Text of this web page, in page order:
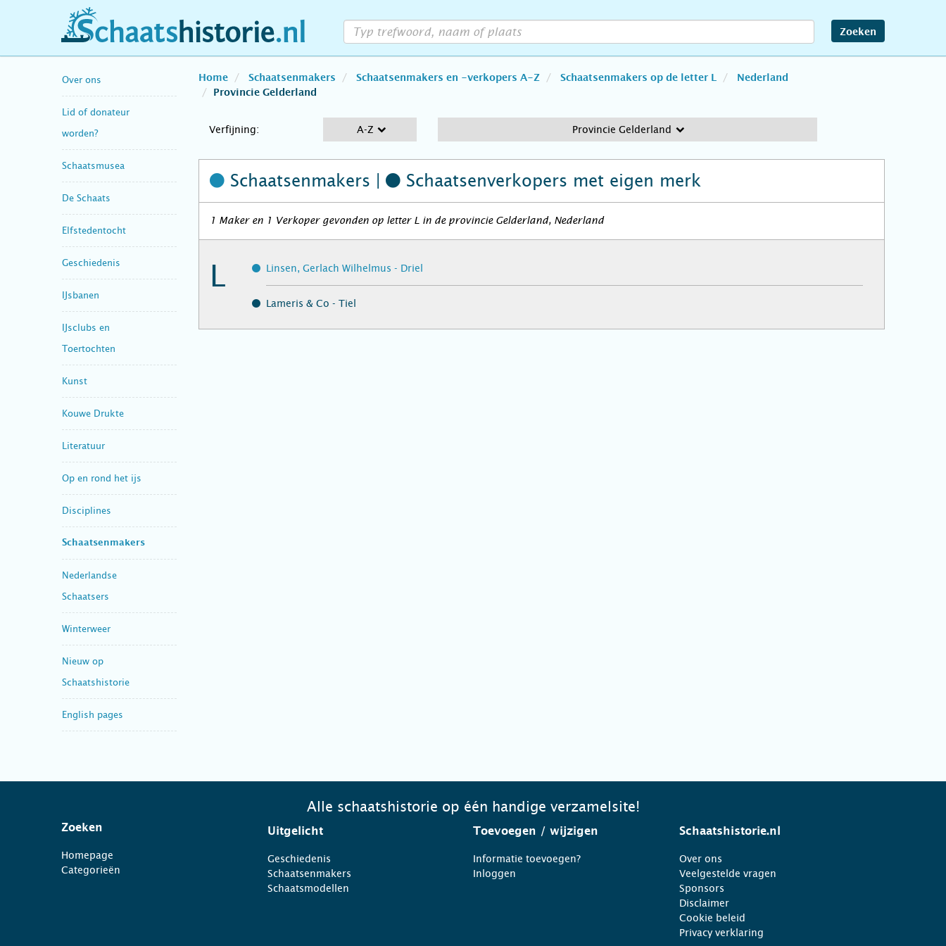
schaatshistorie.nl Zoeken
Over ons
Lid of donateur
worden?
Schaatsmusea
De Schaats
Elfstedentocht
Geschiedenis
IJsbanen
IJsclubs en
Toertochten
Kunst
Kouwe Drukte
Literatuur
Op en rond het ijs
Disciplines
Schaatsenmakers
Nederlandse
Schaatsers
Winterweer
Nieuw op
Schaatshistorie
English pages
Home Schaatsenmakers Schaatsenmakers en -verkopers A-Z Schaatsenmakers op de letter L
Nederland
Provincie Gelderland
Verfijning: A-Z Provincie Gelderland
Schaatsenmakers | Schaatsenverkopers met eigen merk
1 Maker en 1 Verkoper gevonden op letter L in de provincie Gelderland, Nederland
L Linsen, Gerlach Wilhelmus - Driel
Lameris & Co - Tiel
Alle schaatshistorie op één handige verzamelsite!
Zoeken
Homepage
Categorieën
Uitgelicht
Geschiedenis
Schaatsenmakers
Schaatsmodellen
Toevoegen / wijzigen
Informatie toevoegen?
Inloggen
Schaatshistorie.nl
Over ons
Veelgestelde vragen
Sponsors
Disclaimer
Cookie beleid
Privacy verklaring